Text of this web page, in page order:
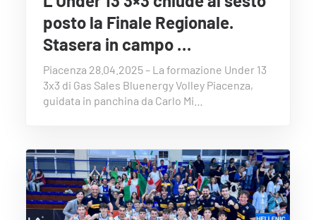
posto la Finale Regionale.
Stasera in campo …
Piacenza 28.04.2025 – La formazione Under 13
3x3 di Gas Sales Bluenergy Volley Piacenza,
guidata in panchina da Carlo Mi…